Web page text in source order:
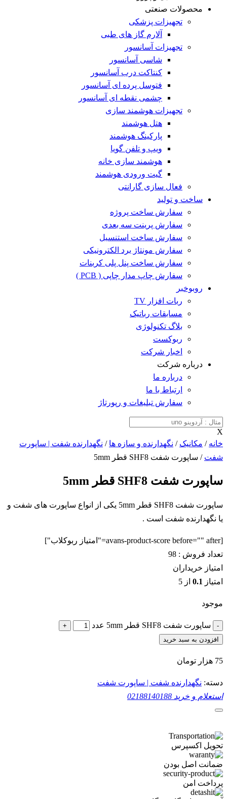
محصولات صنعتی
تجهیزات پزشکی
آلارم گاز های طبی
تجهیزات آسانسور
شاسی آسانسور
کنتاکت درب آسانسور
فتوسل پرده ای آسانسور
چشمی نقطه ای آسانسور
تجهیزات هوشمند سازی
هتل هوشمند
پارکینگ هوشمند
ویپ و تلفن گویا
هوشمند سازی خانه
گیت ورودی هوشمند
فعال سازی گارانتی
ساخت و تولید
سفارش ساخت پروژه
سفارش پرینت سه بعدی
سفارش ساخت استنسیل
سفارش مونتاژ برد الکترونیکی
سفارش ساخت پنل پلی کربنات
سفارش چاپ مدار چاپی ( PCB )
روبوخبر
ربات افزار TV
مسابقات رباتیک
بلاگ تکنولوژی
ربوکست
اخبار شرکت
درباره شرکت
درباره ما
ارتباط با ما
سفارش تبلیغات و رپورتاژ
X
خانه / مکانیک / نگهدارنده و سازه ها / نگهدارنده شفت | ساپورت
شفت / ساپورت شفت SHF8 قطر 5mm
ساپورت شفت SHF8 قطر 5mm
ساپورت شفت SHF8 قطر 5mm یکی از انواع ساپورت های شفت و
یا نگهدارنده شفت است .
[avans-product-score before="" after="امتیاز ربوکلاب"]
تعداد فروش : 98
امتیاز خریداران
امتیاز 0.1 از 5
موجود
- ساپورت شفت SHF8 قطر 5mm عدد
+
افزودن به سبد خرید
75 هزار تومان
دسته: نگهدارنده شفت | ساپورت شفت
استعلام و خرید 02188140188
تحویل اکسپرس
ضمانت اصل بودن
پرداخت امن